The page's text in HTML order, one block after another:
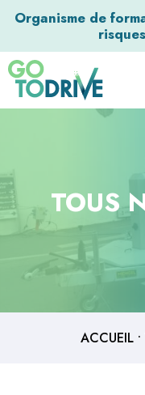
Organisme de
TOUS
ACCUEIL •